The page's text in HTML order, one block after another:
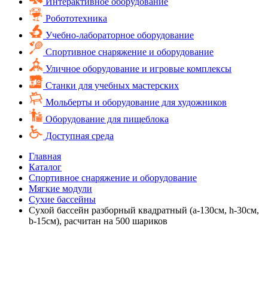
Робототехника
Учебно-лабораторное оборудование
Спортивное снаряжение и оборудование
Уличное оборудование и игровые комплексы
Cтанки для учебных мастерских
Мольберты и оборудование для художников
Оборудование для пищеблока
Доступная среда
Главная
Каталог
Спортивное снаряжение и оборудование
Мягкие модули
Сухие бассейны
Сухой бассейн разборный квадратный (a-130см, h-30см,
b-15см), расчитан на 500 шариков